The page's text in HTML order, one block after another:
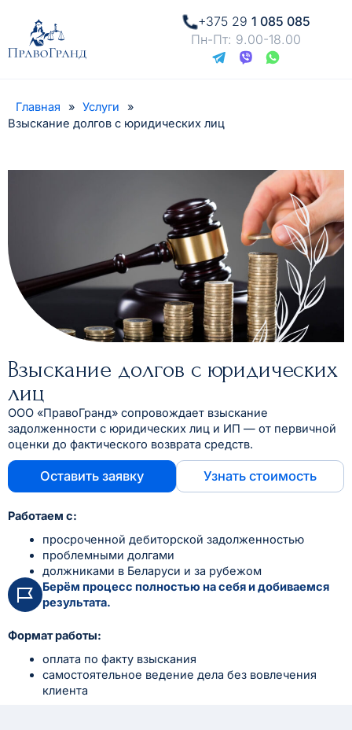
+375 29 1 085 085
Пн-Пт: 9.00-18.00
Главная » Услуги
»
Взыскание долгов с юридических лиц
Взыскание долгов с юридических
лиц
ООО «ПравоГранд» сопровождает взыскание
задолженности с юридических лиц и ИП — от первичной
оценки до фактического возврата средств.
Оставить заявку Узнать стоимость
Работаем с:
просроченной дебиторской задолженностью
проблемными долгами
должниками в Беларуси и за рубежом
Берём процесс полностью на себя и добиваемся
результата.
Формат работы:
оплата по факту взыскания
самостоятельное ведение дела без вовлечения
клиента